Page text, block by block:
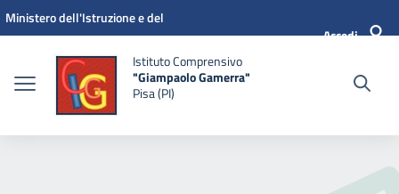
Vai ai contenuti
Vai al menu di navigazione
Vai al footer
Ministero dell'Istruzione e del
Accedi
Istituto Comprensivo
"Giampaolo Gamerra"
Pisa (PI)